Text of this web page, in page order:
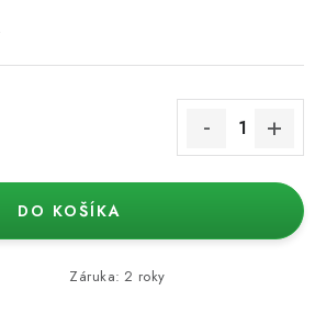
DO KOŠÍKA
Záruka: 2 roky